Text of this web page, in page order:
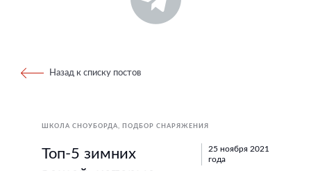
Назад к списку постов
ШКОЛА СНОУБОРДА ПОДБОР СНАРЯЖЕНИЯ
Топ-5 зимних
25 ноября 2021
года